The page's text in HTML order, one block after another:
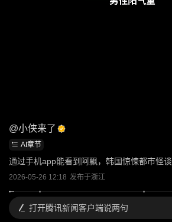
@小侠来了
AI章节
通过手机app能看到阿飘，韩国惊悚都市怪谈
2026-05-26 12:18 发布于浙江
打开腾讯新闻客户端说两句